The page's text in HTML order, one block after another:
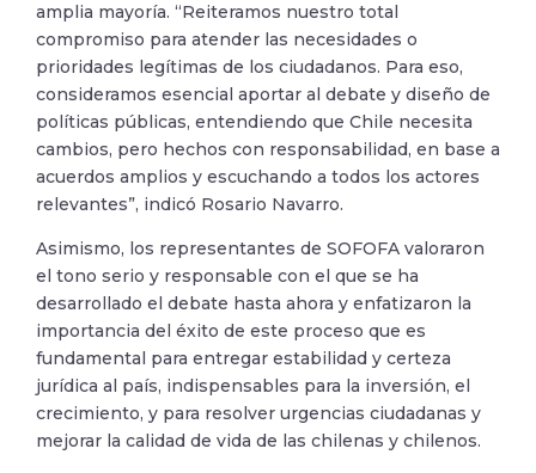
amplia mayoría. “Reiteramos nuestro total
compromiso para atender las necesidades o
prioridades legítimas de los ciudadanos. Para eso,
consideramos esencial aportar al debate y diseño de
políticas públicas, entendiendo que Chile necesita
cambios, pero hechos con responsabilidad, en base a
acuerdos amplios y escuchando a todos los actores
relevantes”, indicó Rosario Navarro.
Asimismo, los representantes de SOFOFA valoraron
el tono serio y responsable con el que se ha
desarrollado el debate hasta ahora y enfatizaron la
importancia del éxito de este proceso que es
fundamental para entregar estabilidad y certeza
jurídica al país, indispensables para la inversión, el
crecimiento, y para resolver urgencias ciudadanas y
mejorar la calidad de vida de las chilenas y chilenos.